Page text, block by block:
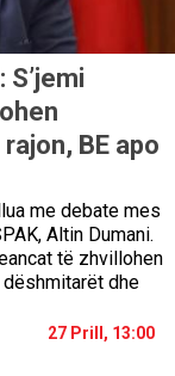
BE apo
me debate mes
Altin Dumani.
të zhvillohen
dhe
27 Prill, 13:00